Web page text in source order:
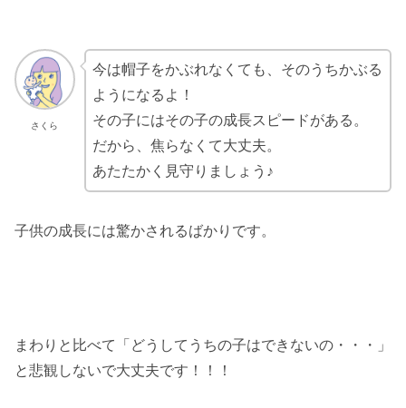
さくら
今は帽子をかぶれなくても、そのうちかぶる
ようになるよ！
その子にはその子の成長スピードがある。
だから、焦らなくて大丈夫。
あたたかく見守りましょう♪
子供の成長には驚かされるばかりです。
まわりと比べて「どうしてうちの子はできないの・・・」
と悲観しないで大丈夫です！！！